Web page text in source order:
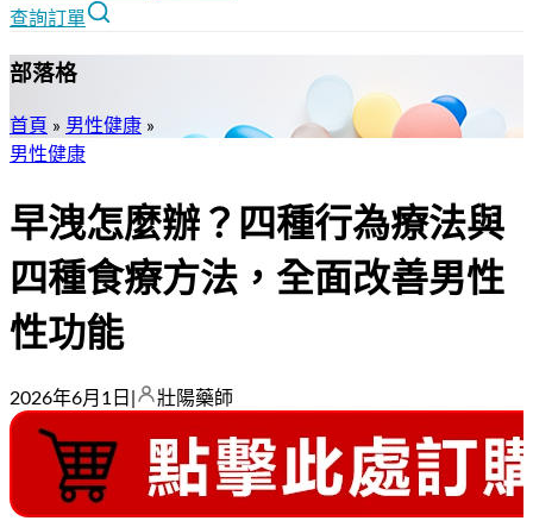
查詢訂單
部落格
首頁 » 男性健康 »
男性健康
早洩怎麼辦？四種行為療法與
四種食療方法，全面改善男性
性功能
2026年6月1日 壯陽藥師